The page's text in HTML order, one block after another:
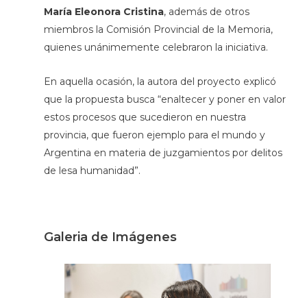
María Eleonora Cristina, además de otros
miembros la Comisión Provincial de la Memoria,
quienes unánimemente celebraron la iniciativa.
En aquella ocasión, la autora del proyecto explicó
que la propuesta busca “enaltecer y poner en valor
estos procesos que sucedieron en nuestra
provincia, que fueron ejemplo para el mundo y
Argentina en materia de juzgamientos por delitos
de lesa humanidad”.
Galeria de Imágenes